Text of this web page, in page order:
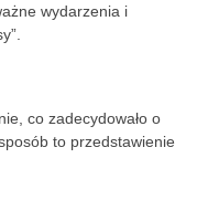
wydarzenia i
co zadecydowało o
sposób to przedstawienie